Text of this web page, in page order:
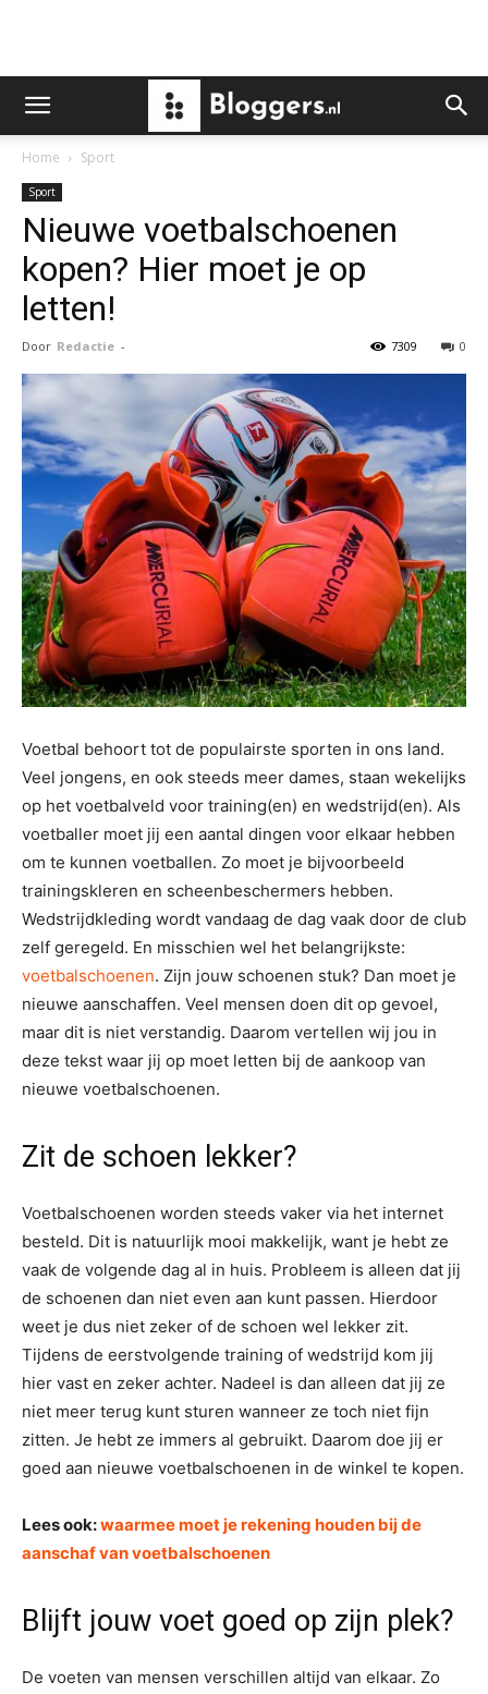
Home Sport
Sport
Nieuwe voetbalschoenen
kopen? Hier moet je op
letten!
Door Redactie - 0
7309
Voetbal behoort tot de populairste sporten in ons land.
Veel jongens, en ook steeds meer dames, staan wekelijks
op het voetbalveld voor training(en) en wedstrijd(en). Als
voetballer moet jij een aantal dingen voor elkaar hebben
om te kunnen voetballen. Zo moet je bijvoorbeeld
trainingskleren en scheenbeschermers hebben.
Wedstrijdkleding wordt vandaag de dag vaak door de club
zelf geregeld. En misschien wel het belangrijkste:
voetbalschoenen. Zijn jouw schoenen stuk? Dan moet je
nieuwe aanschaffen. Veel mensen doen dit op gevoel,
maar dit is niet verstandig. Daarom vertellen wij jou in
deze tekst waar jij op moet letten bij de aankoop van
nieuwe voetbalschoenen.
Zit de schoen lekker?
Voetbalschoenen worden steeds vaker via het internet
besteld. Dit is natuurlijk mooi makkelijk, want je hebt ze
vaak de volgende dag al in huis. Probleem is alleen dat jij
de schoenen dan niet even aan kunt passen. Hierdoor
weet je dus niet zeker of de schoen wel lekker zit.
Tijdens de eerstvolgende training of wedstrijd kom jij
hier vast en zeker achter. Nadeel is dan alleen dat jij ze
niet meer terug kunt sturen wanneer ze toch niet fijn
zitten. Je hebt ze immers al gebruikt. Daarom doe jij er
goed aan nieuwe voetbalschoenen in de winkel te kopen.
Lees ook:waarmee moet je rekening houden bij de
aanschaf van voetbalschoenen
Blijft jouw voet goed op zijn plek?
De voeten van mensen verschillen altijd van elkaar. Zo